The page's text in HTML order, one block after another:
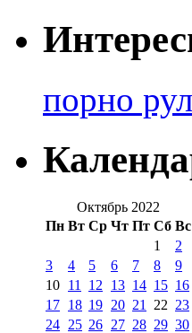
порно
Октябрь 2022
Пн Вт Ср Чт Пт Сб Вс
1
2
3
4 5 6 7 8
9
10 11 12 13 14 15 16
17 18 19 20 21 22 23
24 25 26 27 28 29 30